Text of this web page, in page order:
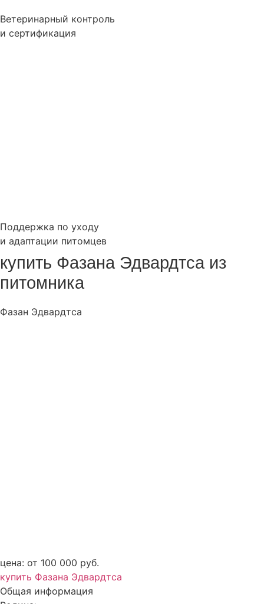
Ветеринарный контроль
и сертификация
Поддержка по уходу
и адаптации питомцев
купить Фазана Эдвардтса из
питомника
Фазан Эдвардтса
цена: от 100 000 руб.
купить Фазана Эдвардтса
Общая информация